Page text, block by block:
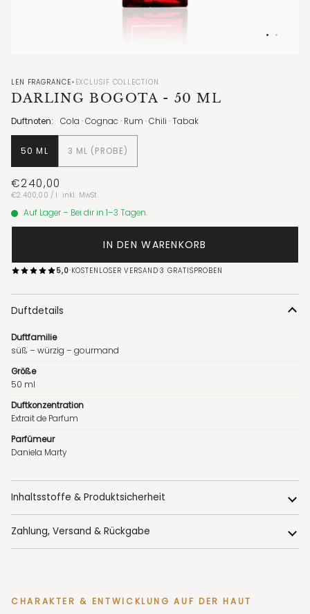
LEN FRAGRANCE• EXCLUSIF COLLECTION
DARLING BOGOTA- 50 ML
Duftnoten: Cola · Cognac · Rum · Chili · Tabak
50 ML 3 ML (PROBE)
€240,00
Stückpreis
€2.400,00 /pro
l inkl. MwSt.
Auf Lager – Bei dir in 1–3 Tagen.
IN DEN WARENKORB
5,0·KOSTENLOSER VERSAND·3 GRATISPROBEN
Duftdetails
Duftfamilie
süß – würzig – gourmand
Größe
50 ml
Duftkonzentration
Extrait de Parfum
Parfümeur
Daniela Marty
Inhaltsstoffe & Produktsicherheit
Zahlung, Versand & Rückgabe
CHARAKTER & ENTWICKLUNG AUF DER HAUT